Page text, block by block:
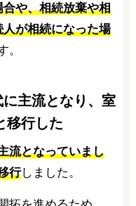
や、相続放棄や相
が相続になった場
。
主流となり、室
移行した
流となっていまし
行しました。